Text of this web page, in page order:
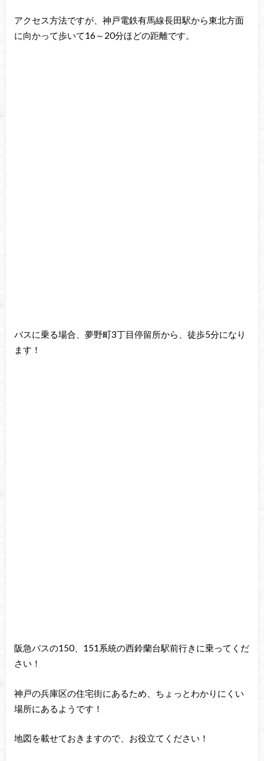
アクセス方法ですが、神戸電鉄有馬線長田駅から東北方面
に向かって歩いて16～20分ほどの距離です。
バスに乗る場合、夢野町3丁目停留所から、徒歩5分になり
ます！
阪急バスの150、151系統の西鈴蘭台駅前行きに乗ってくだ
さい！
神戸の兵庫区の住宅街にあるため、ちょっとわかりにくい
場所にあるようです！
地図を載せておきますので、お役立てください！